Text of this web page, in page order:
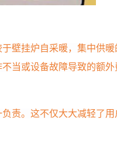
壁挂炉自采暖，集中供暖
当或设备故障导致的额外
责。这不仅大大减轻了用